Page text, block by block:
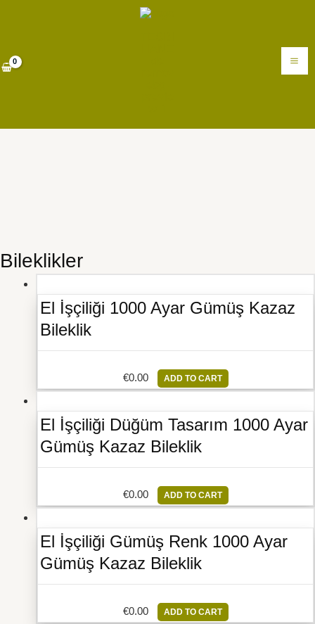
Bileklikler
El İşçiliği 1000 Ayar Gümüş Kazaz
Bileklik
€0.00 ADD TO CART
El İşçiliği Düğüm Tasarım 1000 Ayar
Gümüş Kazaz Bileklik
€0.00 ADD TO CART
El İşçiliği Gümüş Renk 1000 Ayar
Gümüş Kazaz Bileklik
€0.00 ADD TO CART